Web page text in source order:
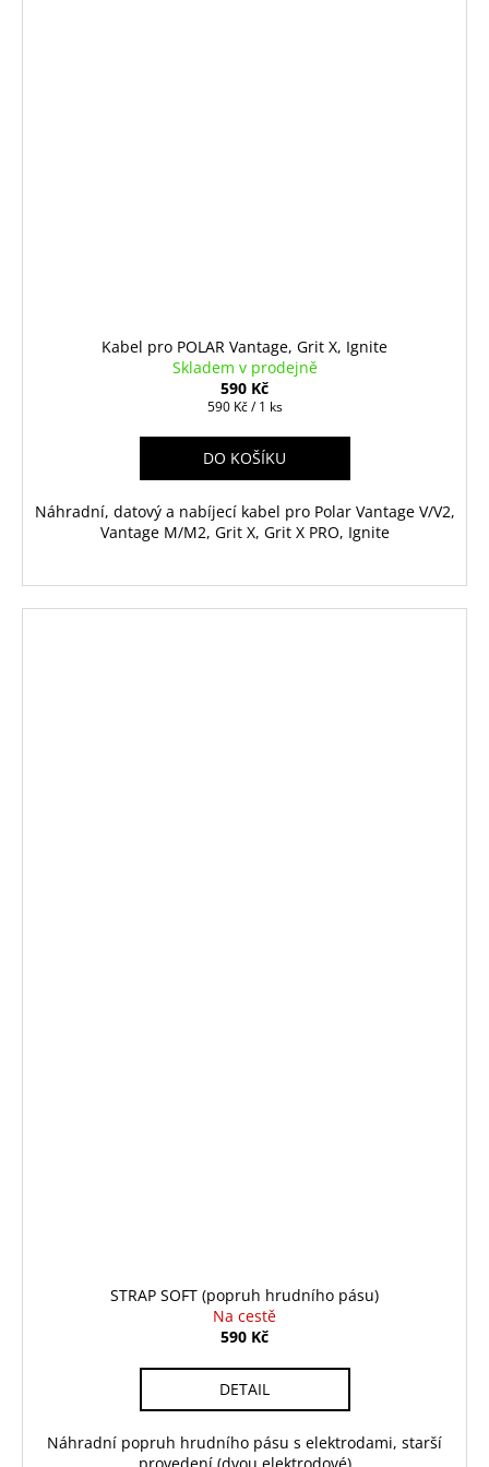
Kabel pro POLAR Vantage, Grit X, Ignite
Skladem v prodejně
590 Kč
Měrná
590 Kč / 1 ks
DO KOŠÍKU
Náhradní, datový a nabíjecí kabel pro Polar Vantage V/V2,
Vantage M/M2, Grit X, Grit X PRO, Ignite
STRAP SOFT (popruh hrudního pásu)
Na cestě
590 Kč
DETAIL
Náhradní popruh hrudního pásu s elektrodami, starší